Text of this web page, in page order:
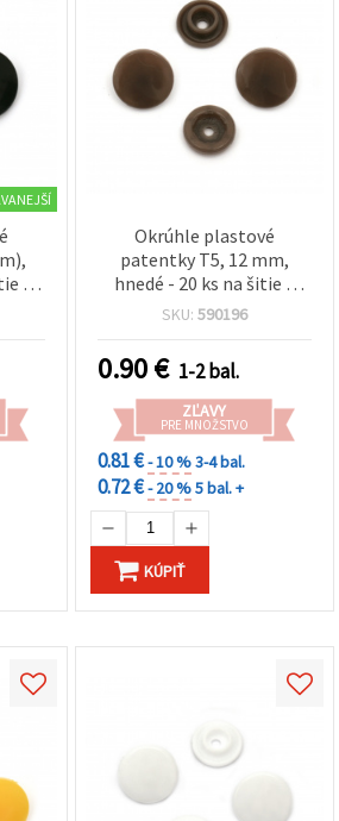
a
Okrúhle plastové
patentky T5, 12 mm,
hnedé - 20 ks na šitie a
ručné práce
SKU: 590196
0.90€ 1-2 bal.
ZĽAVY
PRE MNOŽSTVO
0.81 €- 10 %3-4 bal.
0.72 €- 20 %5 bal. +
KÚPIŤ